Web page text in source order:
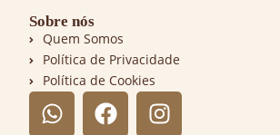
Sobre nós
Quem Somos
Política de Privacidade
Política de Cookies